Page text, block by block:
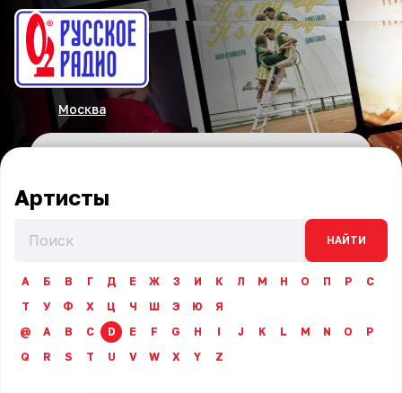
Москва
Артисты
НАЙТИ
А Б В Г Д Е Ж З И К Л М Н О П Р
С
Т
У Ф Х Ц Ч Ш Э Ю
Я
@
A B C D E F G H I J K L M N O
P
Q
R S T U V W X Y Z